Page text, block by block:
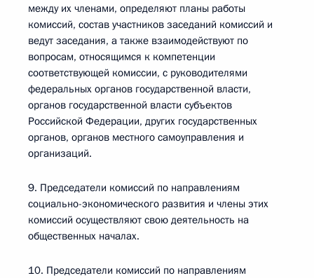
между их членами, определяют планы работы
комиссий, состав участников заседаний комиссий и
ведут заседания, а также взаимодействуют по
вопросам, относящимся к компетенции
соответствующей комиссии, с руководителями
федеральных органов государственной власти,
органов государственной власти субъектов
Российской Федерации, других государственных
органов, органов местного самоуправления и
организаций.
9. Председатели комиссий по направлениям
социально-экономического развития и члены этих
комиссий осуществляют свою деятельность на
общественных началах.
10. Председатели комиссий по направлениям